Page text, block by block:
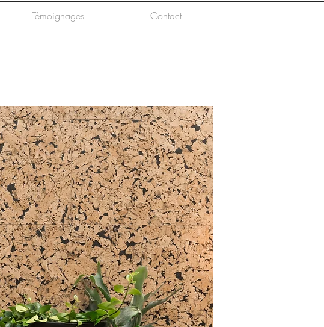
Témoignages Contact